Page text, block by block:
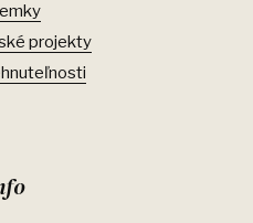
projekty